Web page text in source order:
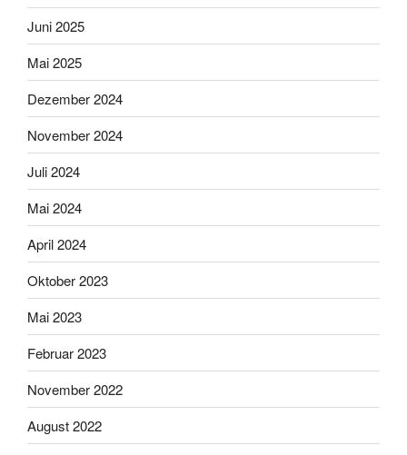
Juni 2025
Mai 2025
Dezember 2024
November 2024
Juli 2024
Mai 2024
April 2024
Oktober 2023
Mai 2023
Februar 2023
November 2022
August 2022